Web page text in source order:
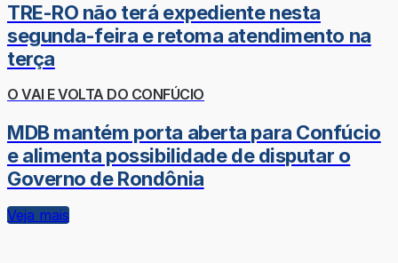
TRE-RO não terá expediente nesta
segunda-feira e retoma atendimento na
terça
O VAI E VOLTA DO CONFÚCIO
MDB mantém porta aberta para Confúcio
e alimenta possibilidade de disputar o
Governo de Rondônia
Veja mais